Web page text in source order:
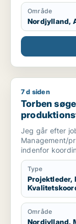
Område
Nordjylland,
Torben søger
7 d siden
Torben
Jeg går efter
Management/
indenfor
Type
Projektleder,
Område
Nordjylland,